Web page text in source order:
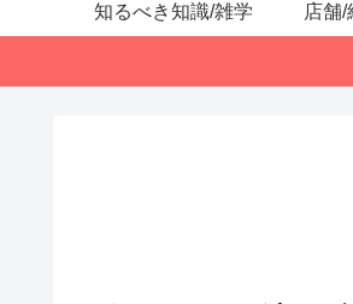
知るべき知識/雑学 店舗/